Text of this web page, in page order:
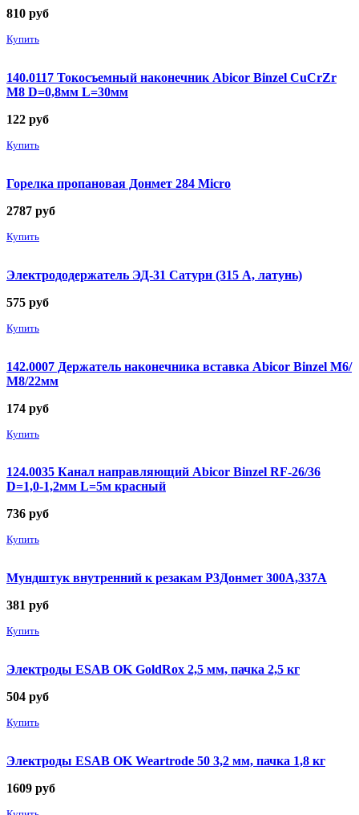
810 руб
Купить
140.0117 Токосъемный наконечник Abicor Binzel CuCrZr
М8 D=0,8мм L=30мм
122 руб
Купить
Горелка пропановая Донмет 284 Micro
2787 руб
Купить
Электрододержатель ЭД-31 Сатурн (315 А, латунь)
575 руб
Купить
142.0007 Держатель наконечника вставка Abicor Binzel М6/
М8/22мм
174 руб
Купить
124.0035 Канал направляющий Abicor Binzel RF-26/36
D=1,0-1,2мм L=5м красный
736 руб
Купить
Мундштук внутренний к резакам Р3Донмет 300А,337А
381 руб
Купить
Электроды ESAB OK GoldRox 2,5 мм, пачка 2,5 кг
504 руб
Купить
Электроды ESAB OK Weartrode 50 3,2 мм, пачка 1,8 кг
1609 руб